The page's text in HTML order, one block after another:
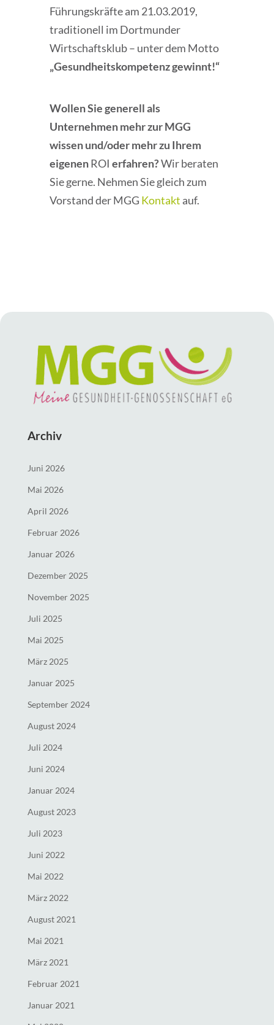
Führungskräfte am 21.03.2019,
traditionell im Dortmunder
Wirtschaftsklub – unter dem Motto
„Gesundheitskompetenz gewinnt!“
Wollen Sie generell als
Unternehmen mehr zur MGG
wissen und/oder mehr zu Ihrem
eigenenROI erfahren?Wir beraten
Sie gerne. Nehmen Sie gleich zum
Vorstand der MGG Kontakt auf.
Archiv
Juni 2026
Mai 2026
April 2026
Februar 2026
Januar 2026
Dezember 2025
November 2025
Juli 2025
Mai 2025
März 2025
Januar 2025
September 2024
August 2024
Juli 2024
Juni 2024
Januar 2024
August 2023
Juli 2023
Juni 2022
Mai 2022
März 2022
August 2021
Mai 2021
März 2021
Februar 2021
Januar 2021